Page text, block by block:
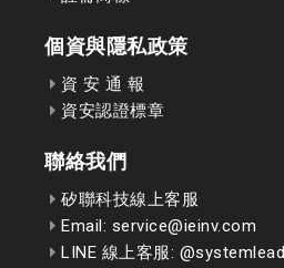
個資與隱私政策
資 安 通 報
資安認證標章
聯絡我們
矽聯科技線上客服
Email: service@ieinv.com
LINE 線上客服: @systemlead